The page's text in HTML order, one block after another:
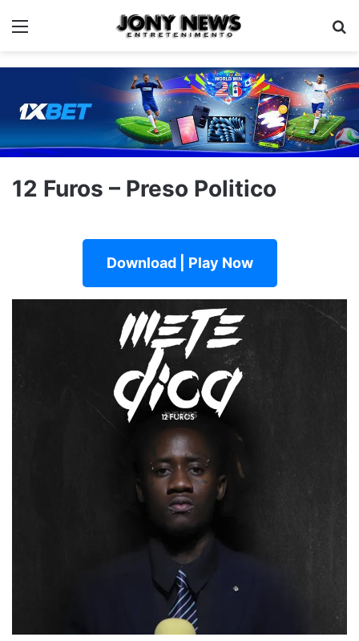
Menu
12 Furos – Preso Politico
Download | Play Now